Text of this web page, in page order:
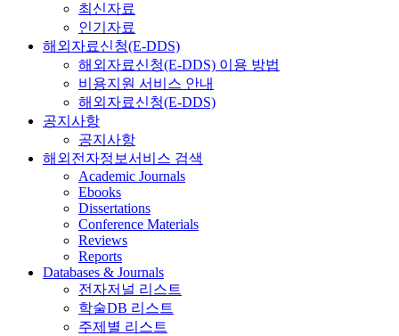
최신자료
인기자료
해외자료신청(E-DDS)
해외자료신청(E-DDS) 이용 방법
비용지원 서비스 안내
해외자료신청(E-DDS)
공지사항
공지사항
해외전자정보서비스 검색
Academic Journals
Ebooks
Dissertations
Conference Materials
Reviews
Reports
Databases & Journals
전자저널 리스트
학술DB 리스트
주제별 리스트